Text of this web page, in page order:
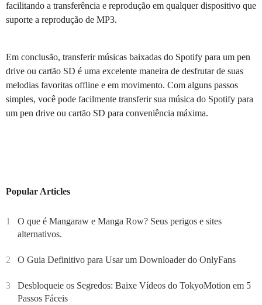
facilitando a transferência e reprodução em qualquer dispositivo que
suporte a reprodução de MP3.
Em conclusão, transferir músicas baixadas do Spotify para um pen
drive ou cartão SD é uma excelente maneira de desfrutar de suas
melodias favoritas offline e em movimento. Com alguns passos
simples, você pode facilmente transferir sua música do Spotify para
um pen drive ou cartão SD para conveniência máxima.
Popular Articles
1
O que é Mangaraw e Manga Row? Seus perigos e sites
alternativos.
2 O Guia Definitivo para Usar um Downloader do OnlyFans
3
Desbloqueie os Segredos: Baixe Vídeos do TokyoMotion em 5
Passos Fáceis